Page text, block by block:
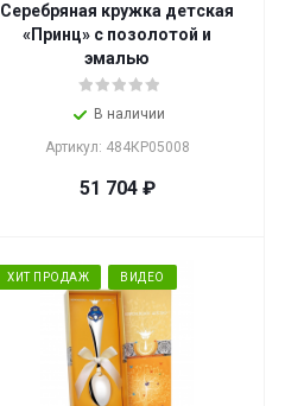
Серебряная кружка детская
«Принц» с позолотой и
эмалью
В наличии
Артикул: 484КР05008
51 704₽
ХИТ ПРОДАЖ ВИДЕО